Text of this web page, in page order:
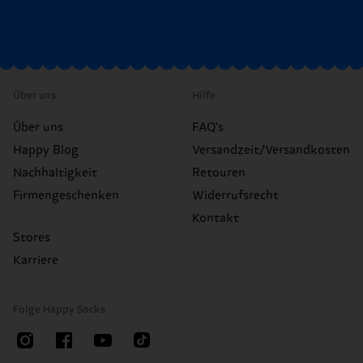
Über uns
Über uns
Happy Blog
Nachhaltigkeit
Firmengeschenken
Stores
Karriere
Hilfe
FAQ's
Versandzeit/Versandkosten
Retouren
Widerrufsrecht
Kontakt
Folge Happy Socks